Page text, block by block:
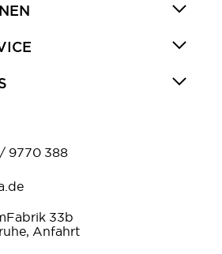
9770 388
33b
Anfahrt